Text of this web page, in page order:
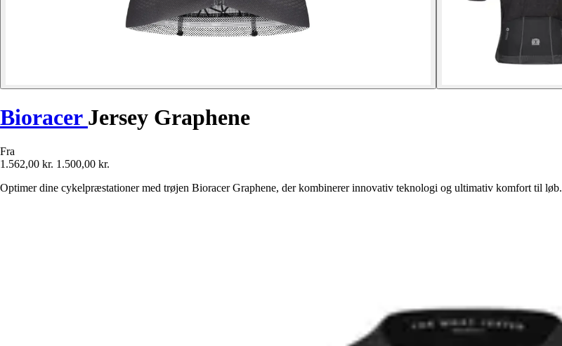
Bioracer Jersey Graphene
Fra
1.562,00 kr. 1.500,00 kr.
Optimer dine cykelpræstationer med trøjen Bioracer Graphene, der kombinerer innovativ teknologi og ultimativ komfort til løb.